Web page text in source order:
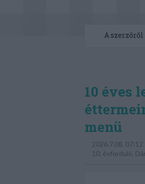
A szerzőről
10 éves
menü
2026.7.08. 07:12
10. évforduló